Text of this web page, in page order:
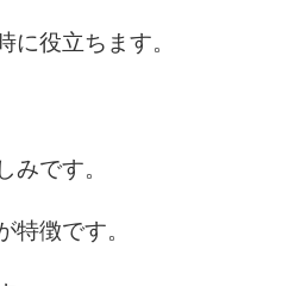
に役立ちます。
みです。
徴です。